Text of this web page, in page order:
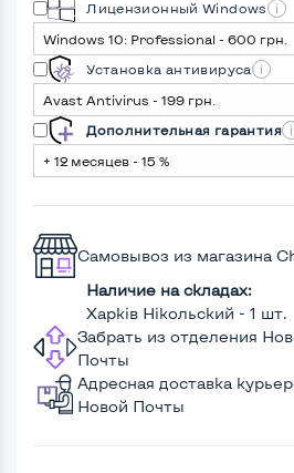
Лицензионный Windows
Установка антивируса
Дополнительная гарантия
Самовывоз из магазина
Наличие на складах:
Харків Нікольский - 1 шт.
Забрать из отделения
Почты
Адресная доставка
Новой Почты